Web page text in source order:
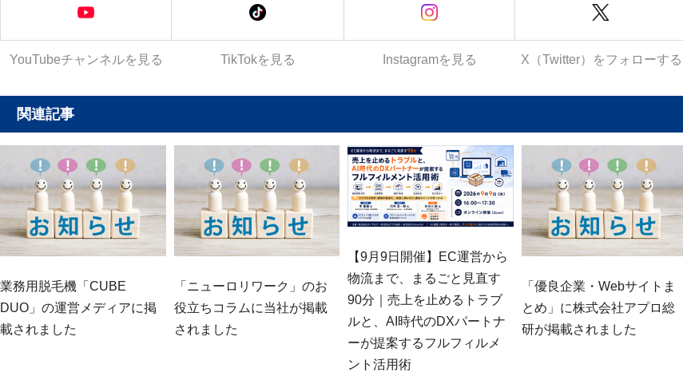
YouTubeチャンネルを見る TikTokを見る Instagramを見る X（Twitter）をフォローする
関連記事
業務用脱毛機「CUBE
DUO」の運営メディアに掲
載されました
「ニューロリワーク」のお
役立ちコラムに当社が掲載
されました
【9月9日開催】EC運営から
物流まで、まるごと見直す
90分｜売上を止めるトラブ
ルと、AI時代のDXパートナ
ーが提案するフルフィルメ
ント活用術
「優良企業・Webサイトま
とめ」に株式会社アプロ総
研が掲載されました